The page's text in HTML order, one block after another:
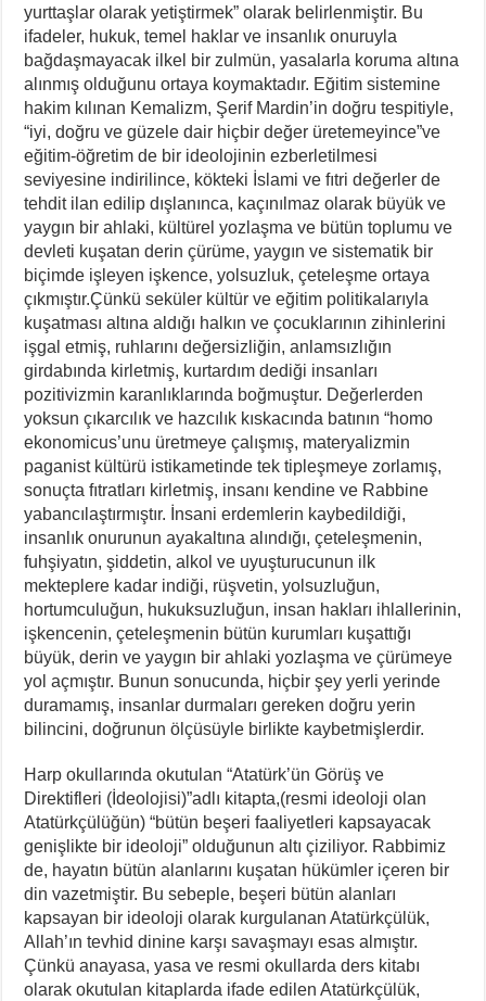
yurttaşlar olarak yetiştirmek” olarak belirlenmiştir. Bu
ifadeler, hukuk, temel haklar ve insanlık onuruyla
bağdaşmayacak ilkel bir zulmün, yasalarla koruma altına
alınmış olduğunu ortaya koymaktadır. Eğitim sistemine
hakim kılınan Kemalizm, Şerif Mardin’in doğru tespitiyle,
“iyi, doğru ve güzele dair hiçbir değer üretemeyince”ve
eğitim-öğretim de bir ideolojinin ezberletilmesi
seviyesine indirilince, kökteki İslami ve fıtri değerler de
tehdit ilan edilip dışlanınca, kaçınılmaz olarak büyük ve
yaygın bir ahlaki, kültürel yozlaşma ve bütün toplumu ve
devleti kuşatan derin çürüme, yaygın ve sistematik bir
biçimde işleyen işkence, yolsuzluk, çeteleşme ortaya
çıkmıştır.Çünkü seküler kültür ve eğitim politikalarıyla
kuşatması altına aldığı halkın ve çocuklarının zihinlerini
işgal etmiş, ruhlarını değersizliğin, anlamsızlığın
girdabında kirletmiş, kurtardım dediği insanları
pozitivizmin karanlıklarında boğmuştur. Değerlerden
yoksun çıkarcılık ve hazcılık kıskacında batının “homo
ekonomicus’unu üretmeye çalışmış, materyalizmin
paganist kültürü istikametinde tek tipleşmeye zorlamış,
sonuçta fıtratları kirletmiş, insanı kendine ve Rabbine
yabancılaştırmıştır. İnsani erdemlerin kaybedildiği,
insanlık onurunun ayakaltına alındığı, çeteleşmenin,
fuhşiyatın, şiddetin, alkol ve uyuşturucunun ilk
mekteplere kadar indiği, rüşvetin, yolsuzluğun,
hortumculuğun, hukuksuzluğun, insan hakları ihlallerinin,
işkencenin, çeteleşmenin bütün kurumları kuşattığı
büyük, derin ve yaygın bir ahlaki yozlaşma ve çürümeye
yol açmıştır. Bunun sonucunda, hiçbir şey yerli yerinde
duramamış, insanlar durmaları gereken doğru yerin
bilincini, doğrunun ölçüsüyle birlikte kaybetmişlerdir.
Harp okullarında okutulan “Atatürk’ün Görüş ve
Direktifleri (İdeolojisi)”adlı kitapta,(resmi ideoloji olan
Atatürkçülüğün) “bütün beşeri faaliyetleri kapsayacak
genişlikte bir ideoloji” olduğunun altı çiziliyor. Rabbimiz
de, hayatın bütün alanlarını kuşatan hükümler içeren bir
din vazetmiştir. Bu sebeple, beşeri bütün alanları
kapsayan bir ideoloji olarak kurgulanan Atatürkçülük,
Allah’ın tevhid dinine karşı savaşmayı esas almıştır.
Çünkü anayasa, yasa ve resmi okullarda ders kitabı
olarak okutulan kitaplarda ifade edilen Atatürkçülük,